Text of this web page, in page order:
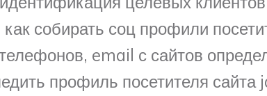
собирать соц профили
email с сайтов
профиль посетителя сайта